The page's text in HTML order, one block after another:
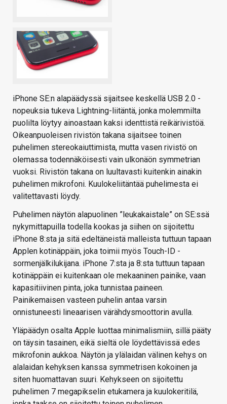
iPhone SE:n alapäädyssä sijaitsee keskellä USB 2.0 -
nopeuksia tukeva Lightning-liitäntä, jonka molemmilta
puolilta löytyy ainoastaan kaksi identtistä reikärivistöä.
Oikeanpuoleisen rivistön takana sijaitsee toinen
puhelimen stereokaiuttimista, mutta vasen rivistö on
olemassa todennäköisesti vain ulkonäön symmetrian
vuoksi. Rivistön takana on luultavasti kuitenkin ainakin
puhelimen mikrofoni. Kuulokeliitäntää puhelimesta ei
valitettavasti löydy.
Puhelimen näytön alapuolinen ”leukakaistale” on SE:ssä
nykymittapuilla todella kookas ja siihen on sijoitettu
iPhone 8:sta ja sitä edeltäneistä malleista tuttuun tapaan
Applen kotinäppäin, joka toimii myös Touch-ID -
sormenjälkilukijana. iPhone 7:sta ja 8:sta tuttuun tapaan
kotinäppäin ei kuitenkaan ole mekaaninen painike, vaan
kapasitiivinen pinta, joka tunnistaa paineen.
Painikemaisen vasteen puhelin antaa varsin
onnistuneesti lineaarisen värähdysmoottorin avulla.
Yläpäädyn osalta Apple luottaa minimalismiin, sillä pääty
on täysin tasainen, eikä sieltä ole löydettävissä edes
mikrofonin aukkoa. Näytön ja ylälaidan välinen kehys on
alalaidan kehyksen kanssa symmetrisen kokoinen ja
siten huomattavan suuri. Kehykseen on sijoitettu
puhelimen 7 megapikselin etukamera ja kuulokeritilä,